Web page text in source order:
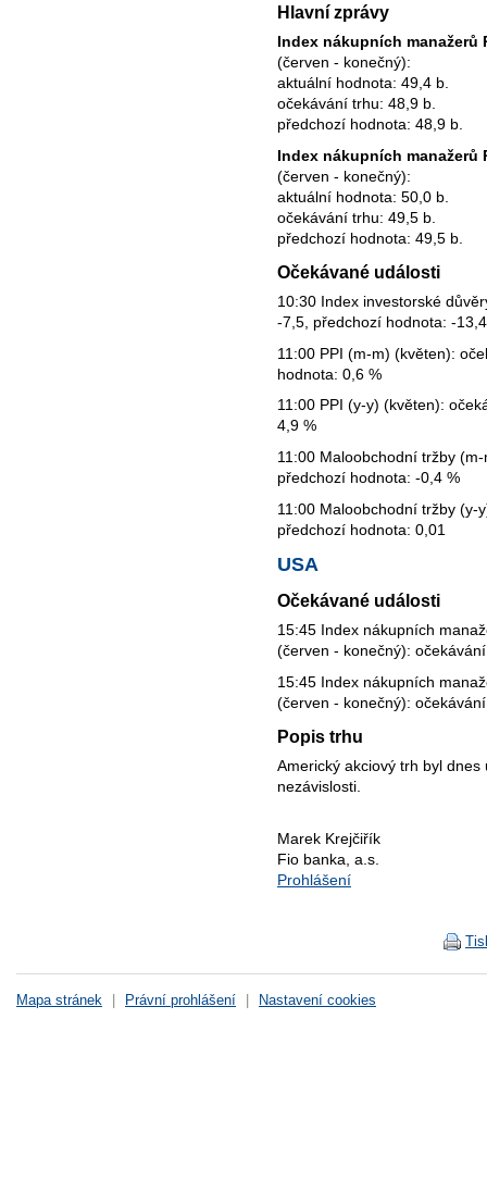
Hlavní zprávy
Index nákupních manažerů
(červen - konečný):
aktuální hodnota: 49,4 b.
očekávání trhu: 48,9 b.
předchozí hodnota: 48,9 b.
Index nákupních manažerů
(červen - konečný):
aktuální hodnota: 50,0 b.
očekávání trhu: 49,5 b.
předchozí hodnota: 49,5 b.
Očekávané události
10:30 Index investorské
-7,5, předchozí hodnota: -13,4
11:00 PPI (m-m) (květen):
hodnota: 0,6 %
11:00 PPI (y-y) (květen):
4,9 %
11:00 Maloobchodní tržby
předchozí hodnota: -0,4 %
11:00 Maloobchodní tržby (y-
předchozí hodnota: 0,01
USA
Očekávané události
15:45 Index nákupních
(červen - konečný):
15:45 Index nákupních
(červen - konečný):
Popis trhu
Americký akciový trh byl
nezávislosti.
Marek Krejčiřík
Fio banka, a.s.
Prohlášení
Mapa stránek Právní prohlášení Nastavení cookies